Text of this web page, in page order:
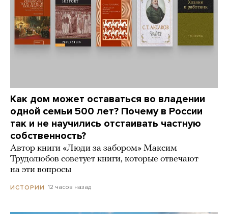
Как дом может оставаться во владении
одной семьи 500 лет? Почему в России
так и не научились отстаивать частную
собственность?
Автор книги «Люди за забором» Максим
Трудолюбов советует книги, которые отвечают
на эти вопросы
ИСТОРИИ 12 часов назад